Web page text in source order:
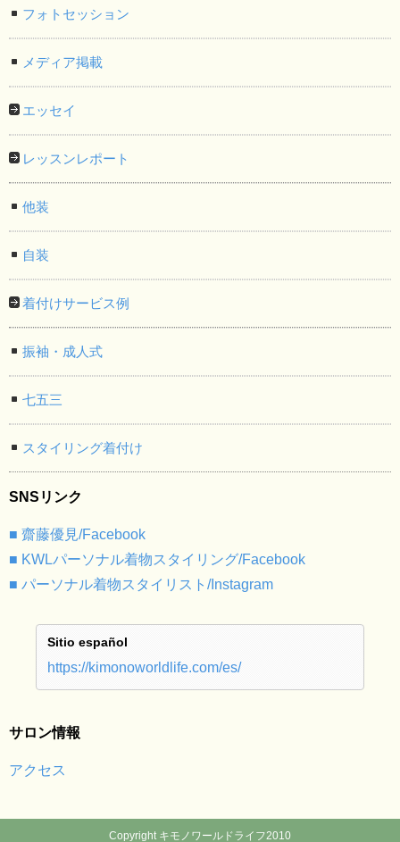
フォトセッション
メディア掲載
エッセイ
レッスンレポート
他装
自装
着付けサービス例
振袖・成人式
七五三
スタイリング着付け
SNSリンク
■ 齋藤優見/Facebook
■ KWLパーソナル着物スタイリング/Facebook
■ パーソナル着物スタイリスト/Instagram
Sitio español
https://kimonoworldlife.com/es/
サロン情報
アクセス
Copyright キモノワールドライフ2010